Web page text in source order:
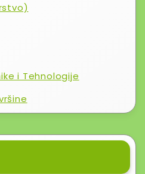
i Tehnologije